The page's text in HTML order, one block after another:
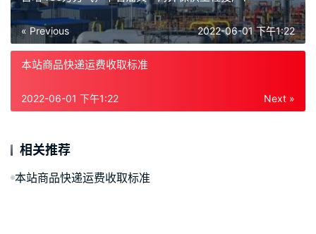
« Previous 2022-06-01 下午1:22
本站商品快递运费收取标准
Next »
2022-06-01 下午1:22
相关推荐
本站商品快递运费收取标准